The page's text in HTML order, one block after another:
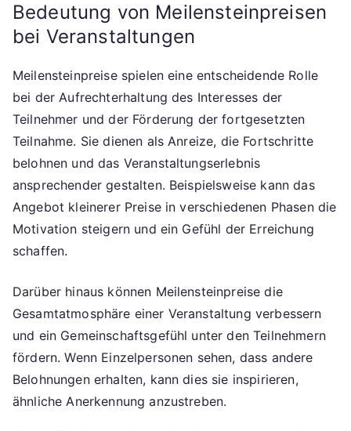
Bedeutung von Meilensteinpreisen
bei Veranstaltungen
Meilensteinpreise spielen eine entscheidende Rolle
bei der Aufrechterhaltung des Interesses der
Teilnehmer und der Förderung der fortgesetzten
Teilnahme. Sie dienen als Anreize, die Fortschritte
belohnen und das Veranstaltungserlebnis
ansprechender gestalten. Beispielsweise kann das
Angebot kleinerer Preise in verschiedenen Phasen die
Motivation steigern und ein Gefühl der Erreichung
schaffen.
Darüber hinaus können Meilensteinpreise die
Gesamtatmosphäre einer Veranstaltung verbessern
und ein Gemeinschaftsgefühl unter den Teilnehmern
fördern. Wenn Einzelpersonen sehen, dass andere
Belohnungen erhalten, kann dies sie inspirieren,
ähnliche Anerkennung anzustreben.